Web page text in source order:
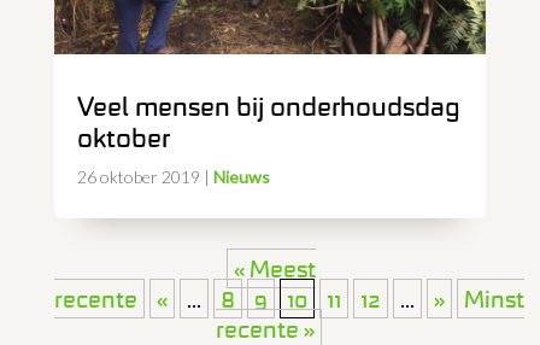
Veel mensen bij onderhoudsdag
oktober
26 oktober 2019 | Nieuws
« Meest
recente
« ... 8 9 10 11 12 ... »
Minst
recente »